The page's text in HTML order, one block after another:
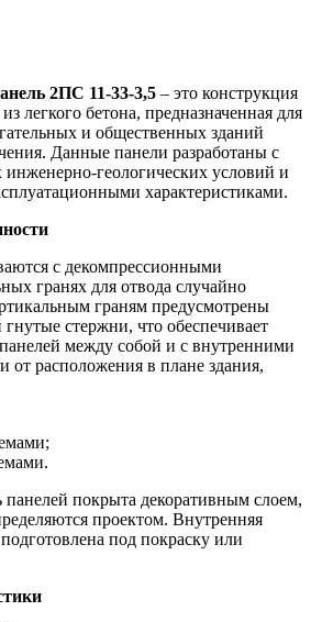
2ПС 11-33-3,5 – это конструкция
легкого бетона, предназначенная для
и общественных зданий
Данные панели разработаны с
геологических условий и
характеристиками.
с декомпрессионными
гранях для отвода случайно
граням предусмотрены
стержни, что обеспечивает
между собой и с внутренними
от расположения в плане здания,
покрыта декоративным слоем,
проектом. Внутренняя
под покраску или